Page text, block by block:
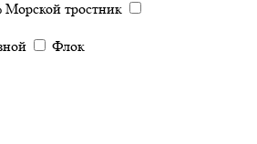
Морской тростник
Флок